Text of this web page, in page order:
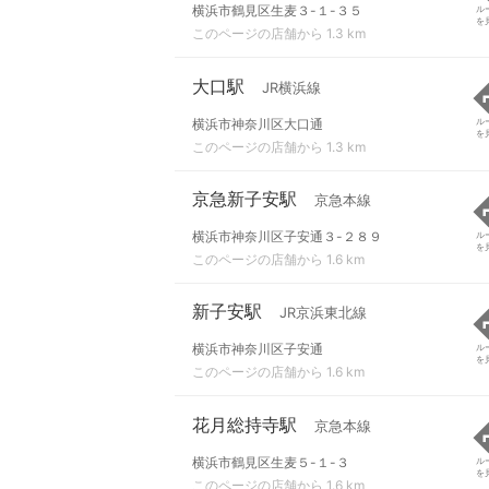
横浜市鶴見区生麦３-１-３５
このページの店舗から 1.3 km
ル
を
大口駅 JR横浜線
横浜市神奈川区大口通
このページの店舗から 1.3 km
ル
を
京急新子安駅 京急本線
横浜市神奈川区子安通３-２８９
このページの店舗から 1.6 km
ル
を
新子安駅 JR京浜東北線
横浜市神奈川区子安通
このページの店舗から 1.6 km
ル
を
花月総持寺駅 京急本線
横浜市鶴見区生麦５-１-３
このページの店舗から 1.6 km
ル
を